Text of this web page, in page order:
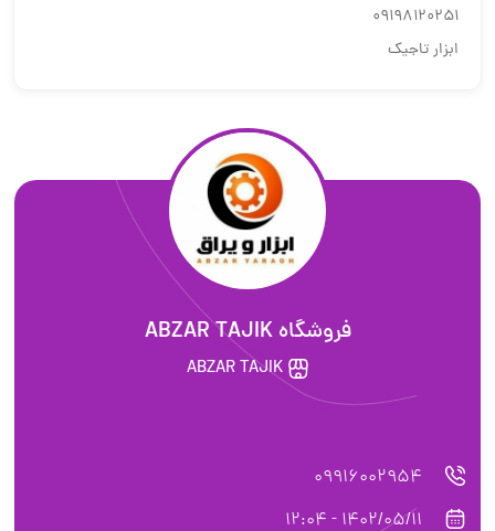
09198120251
ابزار تاجیک
فروشگاه ABZAR TAJIK
ABZAR TAJIK
09916002954
1402/05/11 - 12:04